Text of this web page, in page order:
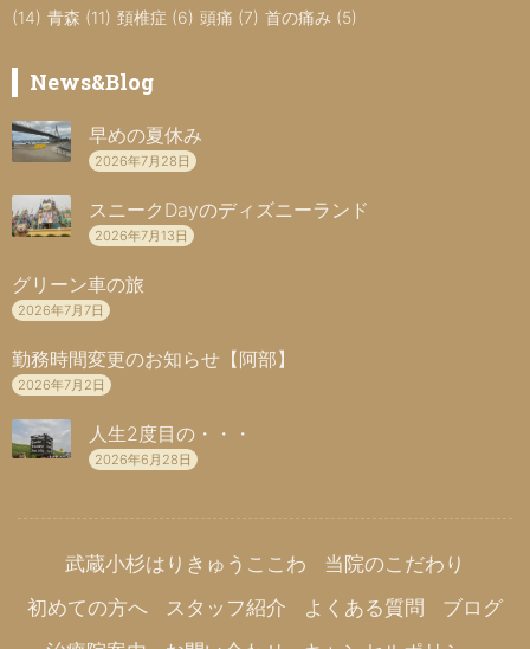
(14) 青森 (11) 頚椎症 (6) 頭痛 (7) 首の痛み (5)
News&Blog
早めの夏休み
2026年7月28日
スニークDayのディズニーランド
2026年7月13日
グリーン車の旅
2026年7月7日
勤務時間変更のお知らせ【阿部】
2026年7月2日
人生2度目の・・・
2026年6月28日
武蔵小杉はりきゅうここわ
当院のこだわり
初めての方へ
スタッフ紹介 よくある質問
ブログ